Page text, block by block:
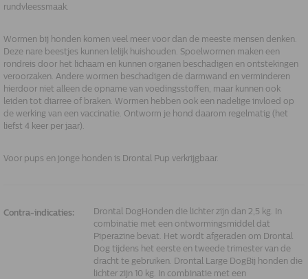
rundvleessmaak.
Wormen bij honden komen veel meer voor dan de meeste mensen denken.
Deze nare beestjes kunnen lelijk huishouden. Spoelwormen maken een
rondreis door het lichaam en kunnen organen beschadigen en ontstekingen
veroorzaken. Andere wormen beschadigen de darmwand en verminderen
hierdoor niet alleen de opname van voedingsstoffen, maar kunnen ook
leiden tot diarree of braken. Wormen hebben ook een nadelige invloed op
de werking van een vaccinatie. Ontworm je hond daarom regelmatig (het
liefst 4 keer per jaar).
Voor pups en jonge honden is Drontal Pup verkrijgbaar.
Contra-indicaties:
Drontal DogHonden die lichter zijn dan 2,5 kg. In
combinatie met een ontwormingsmiddel dat
Piperazine bevat. Het wordt afgeraden om Drontal
Dog tijdens het eerste en tweede trimester van de
dracht te gebruiken. Drontal Large DogBij honden die
lichter zijn 10 kg. In combinatie met een